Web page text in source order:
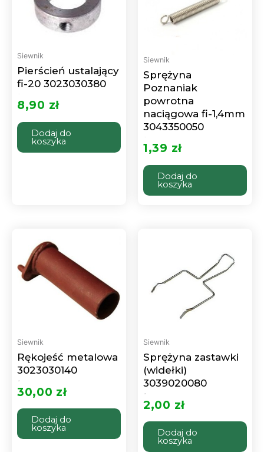
Siewnik
Pierścień ustalający
fi-20 3023030380
na
58,90 zł
Dodaj do
koszyka
Siewnik
Sprężyna
Poznaniak
powrotna
naciągowa fi-1,4mm
3043350050
na1,39 zł
Dodaj do
koszyka
Siewnik
Rękojeść metalowa
3023030140
na
530,00 zł
Dodaj do
koszyka
Siewnik
Sprężyna zastawki
(widełki)
3039020080
na
52,00 zł
Dodaj do
koszyka